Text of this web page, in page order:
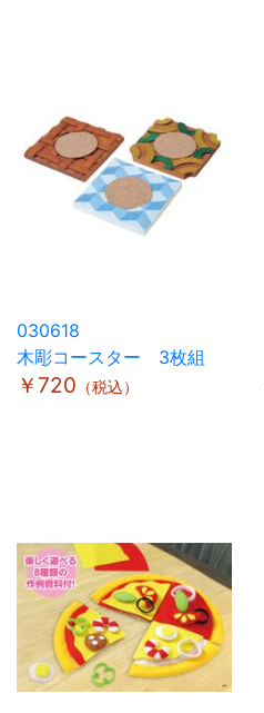
030618
木彫コースター 3枚組
￥720 （税込）